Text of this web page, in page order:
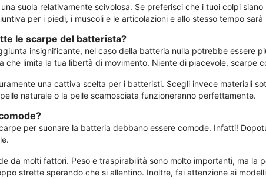
suola relativamente scivolosa. Se preferisci che i tuoi colpi
per i piedi, i muscoli e le articolazioni e allo stesso tempo
le scarpe del batterista?
insignificante, nel caso della batteria nulla potrebbe essere
che limita la tua libertà di movimento. Niente di piacevole, scarpe
una cattiva scelta per i batteristi. Scegli invece materiali
naturale o la pelle scamosciata funzioneranno perfettamente.
per suonare la batteria debbano essere comode. Infatti!
da molti fattori. Peso e traspirabilità sono molto importanti, ma la
strette sperando che si allentino. Inoltre, fai attenzione ai